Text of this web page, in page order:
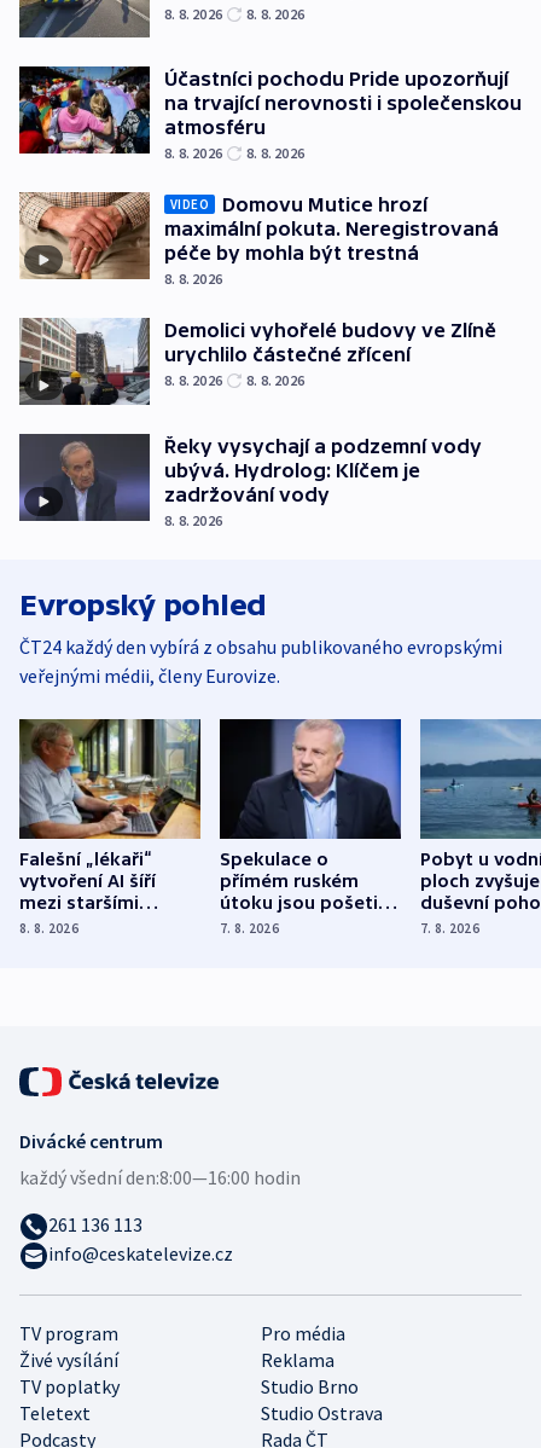
8. 8. 2026 8. 8. 2026
Účastníci pochodu Pride upozorňují
na trvající nerovnosti i společenskou
atmosféru
8. 8. 2026 8. 8. 2026
VIDEO
Domovu Mutice hrozí
maximální pokuta. Neregistrovaná
péče by mohla být trestná
8. 8. 2026
Demolici vyhořelé budovy ve Zlíně
urychlilo částečné zřícení
8. 8. 2026 8. 8. 2026
Řeky vysychají a podzemní vody
ubývá. Hydrolog: Klíčem je
zadržování vody
8. 8. 2026
Evropský pohled
ČT24 každý den vybírá z obsahu publikovaného evropskými
veřejnými médii, členy Eurovize.
Falešní „lékaři“
vytvoření AI šíří
mezi staršími
Poláky nebezpečné
8. 8. 2026
Spekulace o
přímém ruském
útoku jsou pošetilé,
míní estonský
7. 8. 2026
Pobyt u
ploch zvyšuje
duševní
ukázala
7. 8. 2026
TV program
Pro média
Živé vysílání
Reklama
TV poplatky
Studio Brno
Teletext
Studio Ostrava
Podcasty
Rada ČT
Divácké centrum
každý všední den:8:00—16:00 hodin
261 136 113
info@ceskatelevize.cz